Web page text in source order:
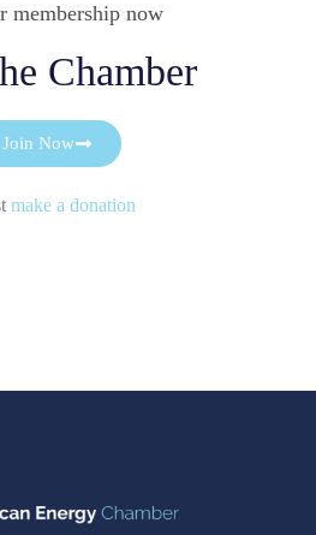
membership now
Chamber
Join Now
make a donation